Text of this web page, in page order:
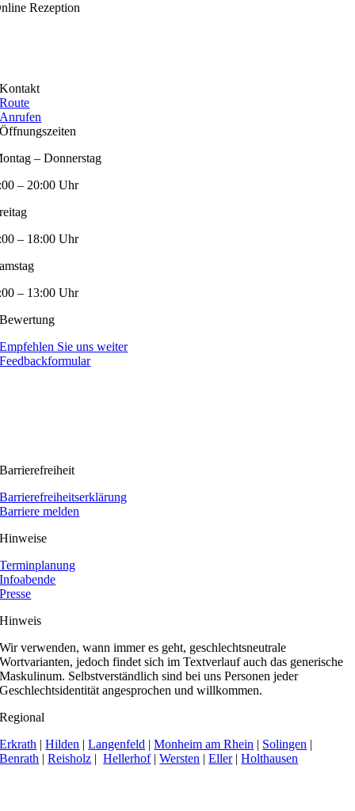
Rezeption
Kontakt
Route
Anrufen
Öffnungszeiten
– Donnerstag
– 20:00 Uhr
– 18:00 Uhr
– 13:00 Uhr
Bewertung
Empfehlen Sie uns weiter
Feedbackformular
Barrierefreiheit
Barrierefreiheitserklärung
Barriere melden
Hinweise
Terminplanung
Infoabende
Presse
Hinweis
Wir verwenden, wann immer es geht, geschlechtsneutrale
Wortvarianten, jedoch findet sich im Textverlauf auch das generische
Maskulinum. Selbstverständlich sind bei uns Personen jeder
Geschlechtsidentität angesprochen und willkommen.
Regional
Erkrath |Hilden |Langenfeld |Monheim am Rhein | Solingen |
Benrath |Reisholz |Hellerhof|Wersten |Eller|Holthausen